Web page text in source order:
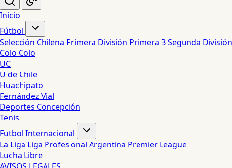
Inicio
Fútbol
Selección Chilena Primera División Primera BSegunda División
Colo Colo
UC
U de Chile
Huachipato
Fernández Vial
Deportes Concepción
Tenis
Futbol Internacional
La Liga Liga Profesional Argentina Premier League
Lucha Libre